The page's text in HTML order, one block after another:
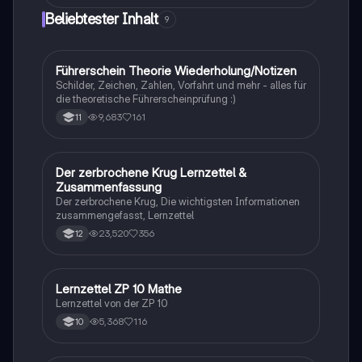
Gesellschaft im Deutschen Kaiserreich, die Rolle der
Baumwoll- und Eisenindustrie sowie die
und Wirtschaftswissenschaften.
Beliebtester Inhalt 9
Lerntipps
Führerschein Theorie Wiederholung/Notizen
Schilder, Zeichen, Zahlen, Vorfahrt und mehr - alles für
die theoretische Führerscheinprüfung :)
11 9,683 161
Deutsch
Der zerbrochene Krug Lernzettel &
Zusammenfassung
Der zerbrochene Krug, Die wichtigsten Informationen
zusammengefasst, Lernzettel
12 23,520 356
Mathe
Lernzettel ZP 10 Mathe
Lernzettel von der ZP 10
10 5,368 116